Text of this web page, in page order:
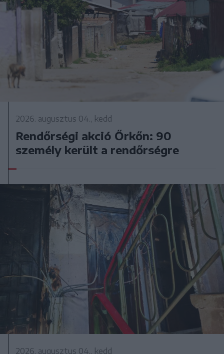
2026. augusztus 04., kedd
Rendőrségi akció Őrkőn: 90
személy került a rendőrségre
2026. augusztus 04., kedd